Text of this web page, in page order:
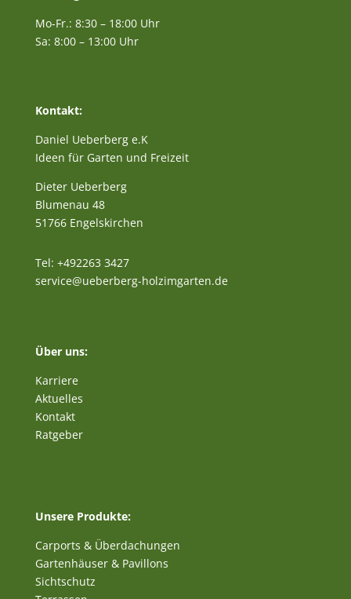
Mo-Fr.: 8:30 – 18:00 Uhr
Sa: 8:00 – 13:00 Uhr
Kontakt:
Daniel Ueberberg e.K
Ideen für Garten und Freizeit
Dieter Ueberberg
Blumenau 48
51766 Engelskirchen
Tel: +492263 3427
service@ueberberg-holzimgarten.de
Über uns:
Karriere
Aktuelles
Kontakt
Ratgeber
Unsere Produkte:
Carports & Überdachungen
Gartenhäuser & Pavillons
Sichtschutz